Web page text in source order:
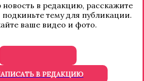
новость в редакцию, расскажите
тему для публикации.
ваше видео и фото.
В РЕДАКЦИЮ